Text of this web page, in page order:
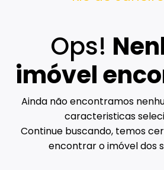
Ops!
imóvel
Ainda não encontramos
caracteristicas
Continue buscando, temos
encontrar o imóvel dos